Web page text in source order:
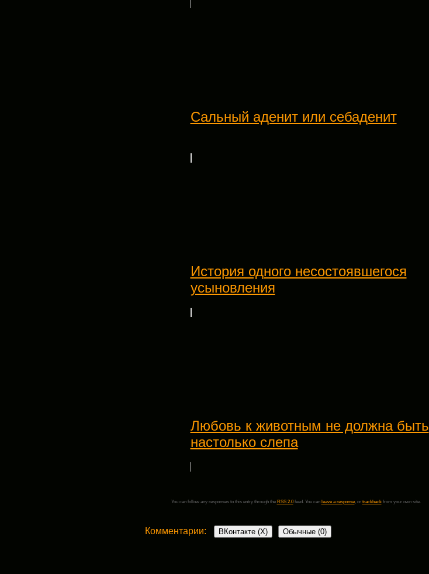
Сальный аденит или себаденит
История одного несостоявшегося
усыновления
Любовь к животным не должна быть
настолько слепа
You can follow any responses to this entry through the RSS 2.0feed. You can leave a response, or trackbackfrom your own site.
Комментарии: ВКонтакте (X) Обычные (0)